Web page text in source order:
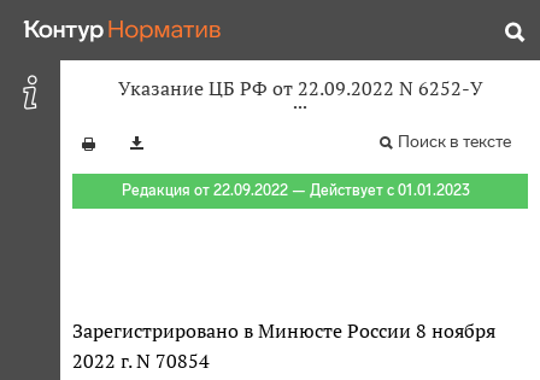
Указание ЦБ РФ от 22.09.2022 N 6252-У
Поиск в тексте
Редакция от 22.09.2022 — Действует с 01.01.2023
Зарегистрировано в Минюсте России 8 ноября
2022 г. N 70854